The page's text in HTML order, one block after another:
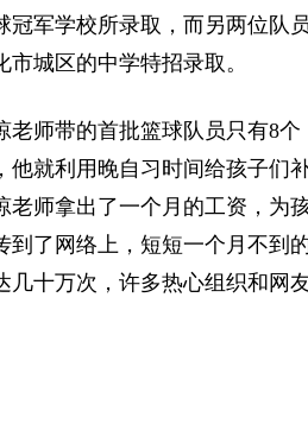
冠军学校所录取，而另两位队
市城区的中学特招录取。
带的首批篮球队员只有8个
他就利用晚自习时间给孩子们
老师拿出了一个月的工资，为
到了网络上，短短一个月不到
几十万次，许多热心组织和网